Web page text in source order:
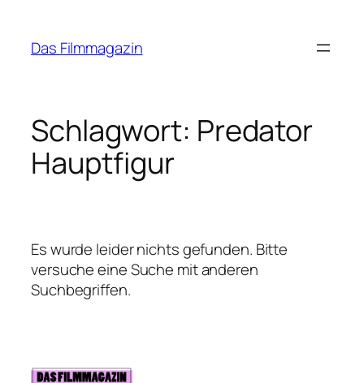
springen
Das Filmmagazin
Schlagwort: Predator
Hauptfigur
Es wurde leider nichts gefunden. Bitte
versuche eine Suche mit anderen
Suchbegriffen.